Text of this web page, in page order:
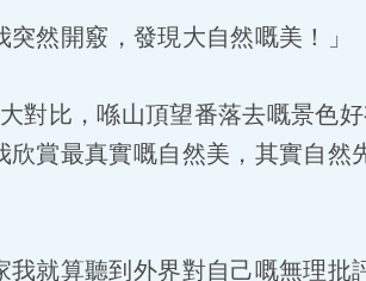
然開竅，發現大自然嘅美！」
對比，喺山頂望番落去嘅景色
賞最真實嘅自然美，其實自然
我就算聽到外界對自己嘅無理批